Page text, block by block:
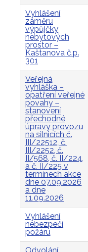
Vyhlášení
záměru
výpůjčky
nebytových
prostor –
Kaštanova č.p.
301
Veřejná
vyhláška –
opatření veřejné
povahy –
stanovení
přechodné
úpravy provozu
na silnicích č.
III/22512, č.
III/2252, č.
II/568, č. II/224,
a č. II/225 v
termínech akce
dne 07.09.2026
a dne
11.09.2026
Vyhlášení
nebezpečí
požáru